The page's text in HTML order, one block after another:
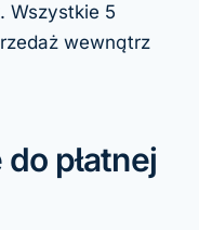
Wszystkie 5
wewnątrz
płatnej